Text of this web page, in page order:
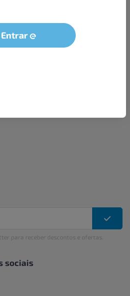
Entrar
do titular
para receber descontos e ofertas.
sociais